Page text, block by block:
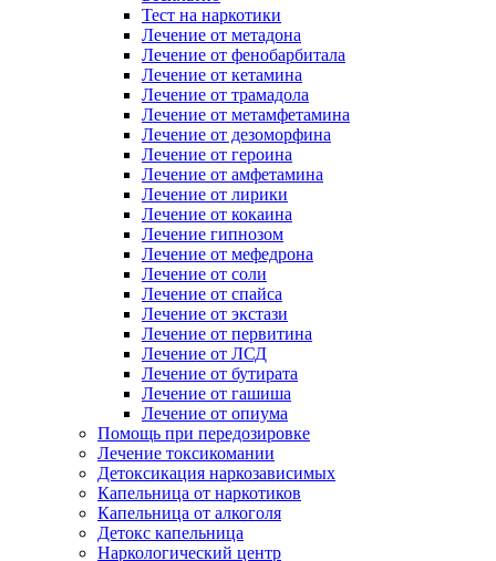
Тест на наркотики
Лечение от метадона
Лечение от фенобарбитала
Лечение от кетамина
Лечение от трамадола
Лечение от метамфетамина
Лечение от дезоморфина
Лечение от героина
Лечение от амфетамина
Лечение от лирики
Лечение от кокаина
Лечение гипнозом
Лечение от мефедрона
Лечение от соли
Лечение от спайса
Лечение от экстази
Лечение от первитина
Лечение от ЛСД
Лечение от бутирата
Лечение от гашиша
Лечение от опиума
Помощь при передозировке
Лечение токсикомании
Детоксикация наркозависимых
Капельница от наркотиков
Капельница от алкоголя
Детокс капельница
Наркологический центр